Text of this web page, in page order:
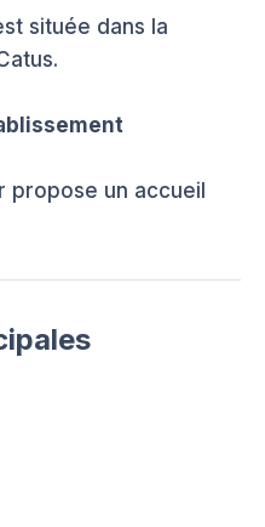
située dans la
propose un accueil